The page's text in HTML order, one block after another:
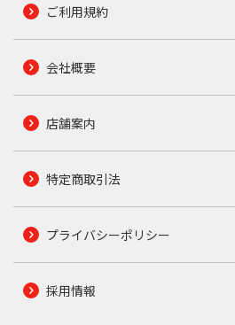
ご利用規約
会社概要
店舗案内
特定商取引法
プライバシーポリシー
採用情報